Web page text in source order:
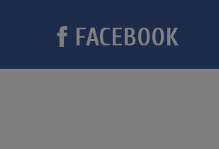
FACEBOOK